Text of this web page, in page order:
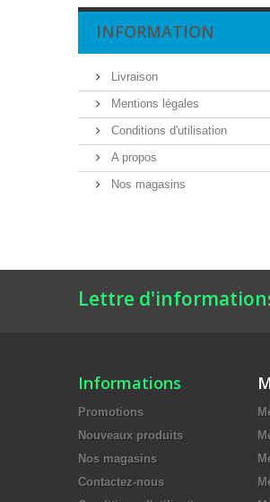
INFORMATION
Livraison
Mentions légales
Conditions d'utilisation
A propos
Nos magasins
Lettre
Informations
Promotions
Nouveaux produits
Nos magasins
Contactez-nous